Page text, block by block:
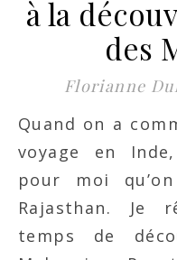
à la
des
Florianne
Quand on a commencé à penser à notre
voyage en
pour moi
Rajasthan. Je
temps de